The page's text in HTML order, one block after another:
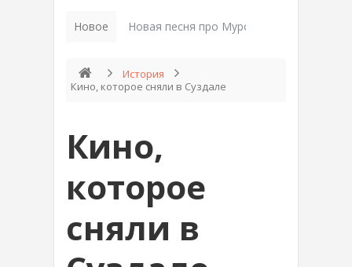
Новое История «Дома Куренков_
История
Кино, которое сняли в Суздале
Кино,
которое
сняли в